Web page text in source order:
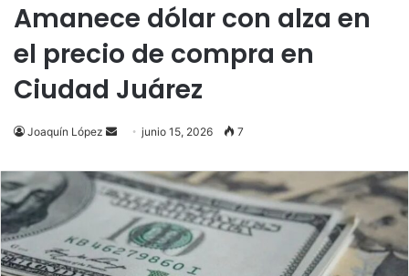
Amanece dólar con alza en
el precio de compra en
Ciudad Juárez
Joaquín López
Send
email
junio 15, 2026 7